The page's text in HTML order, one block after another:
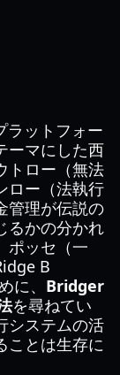
ットフォー
ーマにした西
トロー（無法
ロー（法執行
管理が伝説の
るかの分かれ
ポッセ（一
B
に、 Bridger
を尋ねてい
システムの活
ことは生存に